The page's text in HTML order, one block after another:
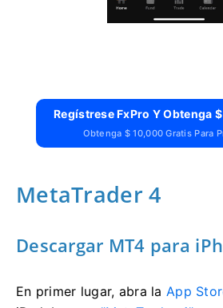
Regístrese FxPro Y Obtenga
Obtenga $ 10,000 Gratis Para
MetaTrader 4
Descargar MT4 para
En primer lugar, abra la App